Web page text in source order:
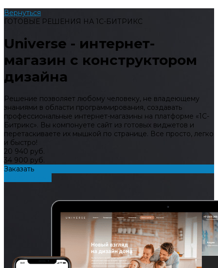
Вернуться
ГОТОВЫЕ РЕШЕНИЯ НА 1С-БИТРИКС
Universe - интернет-
магазин с конструктором
дизайна
Решение позволяет любому человеку, не владеющему
знаниями в области программирования, создавать
профессиональные интернет-магазины на платформе «1С-
Битрикс». Вы компонуете сайт из готовых виджетов и
перетаскиваете их мышкой по странице. Все просто, легко
и быстро!
20 940 руб.
34 900 руб.
Заказать